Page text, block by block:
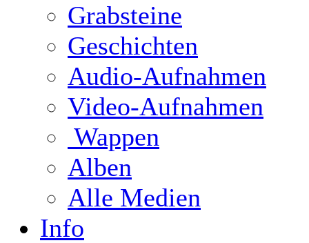
Grabsteine
Geschichten
Audio-Aufnahmen
Video-Aufnahmen
Wappen
Alben
Alle Medien
Info